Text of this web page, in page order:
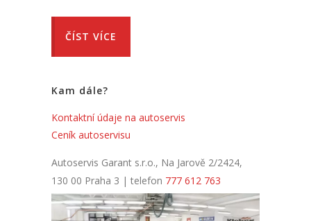
ČÍST VÍCE
Kam dále?
Kontaktní údaje na autoservis
Ceník autoservisu
Autoservis Garant s.r.o., Na Jarově 2/2424,
130 00 Praha 3 | telefon 777 612 763